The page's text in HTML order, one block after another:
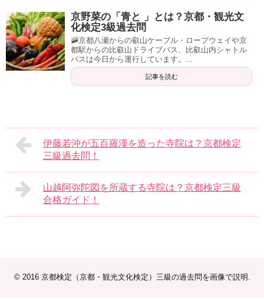
京野菜の「青と 」とは？京都・観光文
化検定3級過去問
🚠京都八瀬からの叡山ケーブル・ロープウェイや京
都駅からの比叡山ドライブバス、比叡山内シャトル
バスは今日から運行しています。...
記事を読む
伊藤若沖が五百羅漢を造った寺院は？京都検定
三級過去問！
山越阿弥陀図を所蔵する寺院は？京都検定三級
合格ガイド！
© 2016 京都検定（京都・観光文化検定）三級の過去問を画像で説明 .